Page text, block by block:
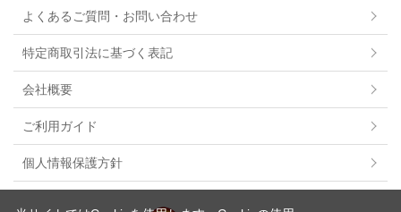
よくあるご質問・お問い合わせ
特定商取引法に基づく表記
会社概要
ご利用ガイド
個人情報保護方針